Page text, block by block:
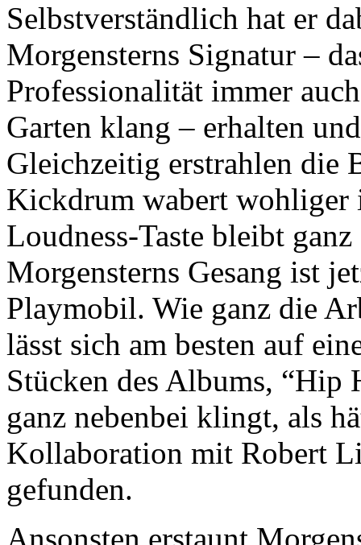
Selbstverständlich hat er
Morgensterns Signatur –
Professionalität immer
Garten klang – erhalten
Gleichzeitig erstrahlen die
Kickdrum wabert wohliger
Loudness-Taste bleibt
Morgensterns Gesang ist
Playmobil. Wie ganz die
lässt sich am besten auf
Stücken des Albums, “Hip
ganz nebenbei klingt, als
Kollaboration mit Robert
gefunden.